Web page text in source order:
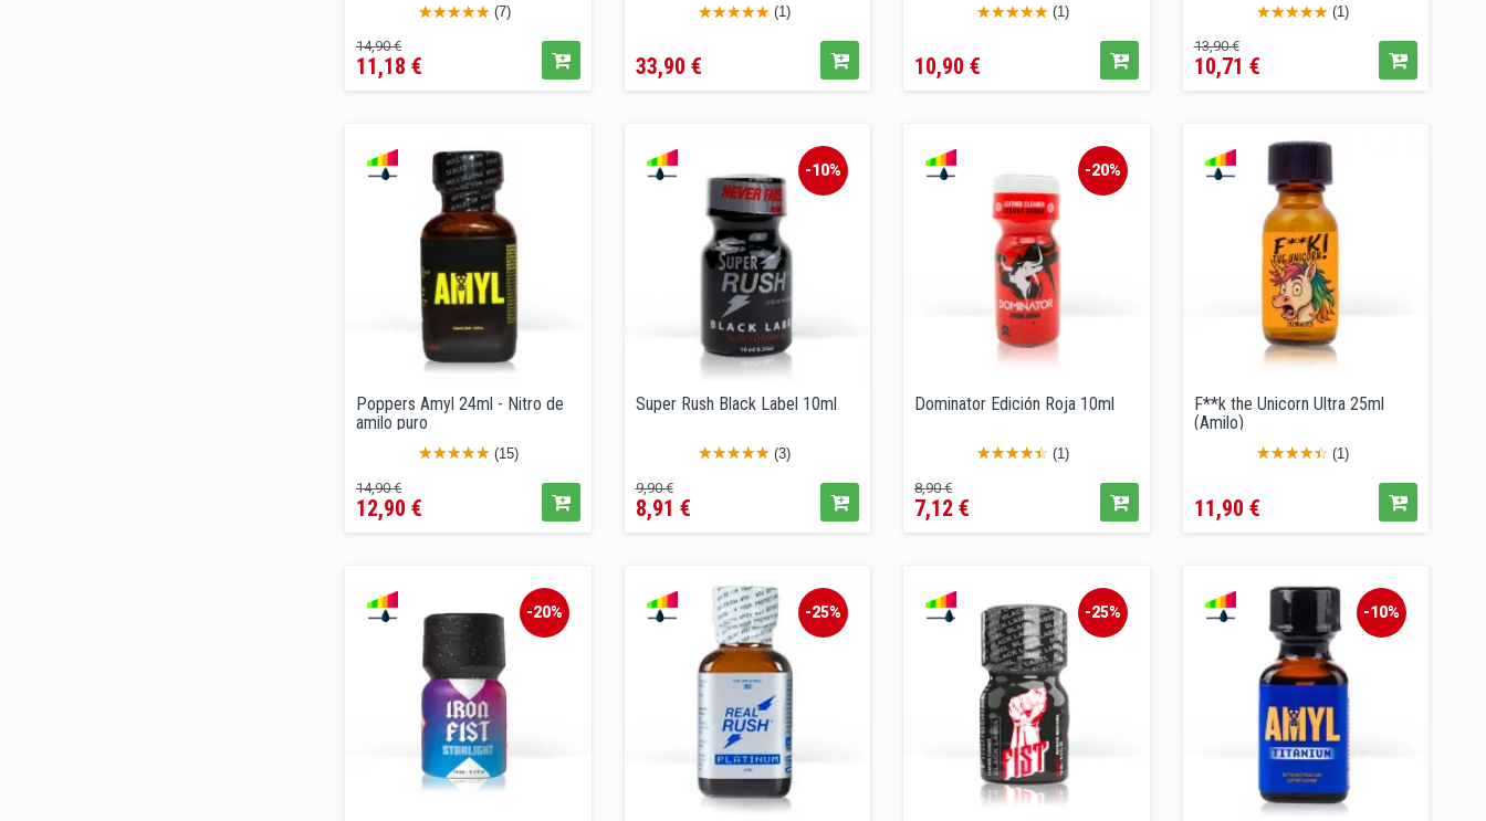
(7)
Precio
regular
14,90 €Precio
11,18 €
(1)
33,90 €
(1)
10,90 €
(1)
Precio
regular
13,90 €Precio
10,71 €
Poppers Amyl 24ml - Nitro de
amilo puro
(15)
Precio
regular
14,90 €Precio
12,90 €
-10%
Super Rush Black Label 10ml
(3)
Precio
regular
9,90 €Precio
8,91 €
-20%
Dominator Edición Roja 10ml
(1)
Precio
regular
8,90 €Precio
7,12 €
F**k the Unicorn Ultra 25ml
(Amilo)
(1)
11,90 €
-20% -25% -25% -10%